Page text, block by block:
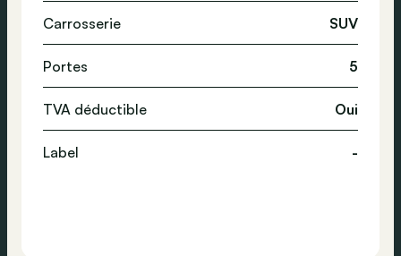
Carrosserie SUV
Portes 5
TVA déductible Oui
Label -